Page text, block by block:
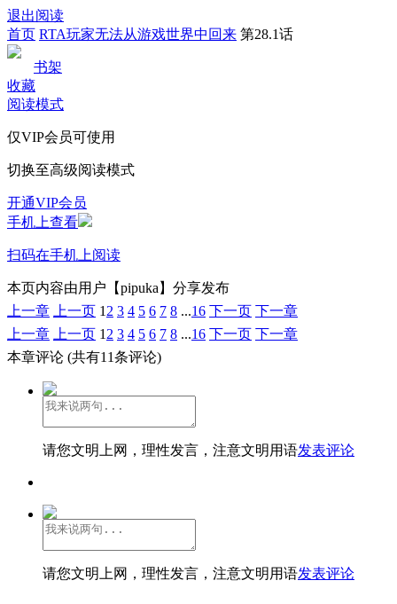
退出阅读
首页 RTA玩家无法从游戏世界中回来 第28.1话
书架
收藏
阅读模式
仅VIP会员可使用
切换至高级阅读模式
开通VIP会员
手机上查看
扫码在手机上阅读
本页内容由用户【pipuka】分享发布
上一章
上一页 1 2 3 4 5 6 7 8 ...16 下一页 下一章
上一章
上一页 1 2 3 4 5 6 7 8 ...16 下一页 下一章
本章评论 (共有11条评论)
请您文明上网，理性发言，注意文明用语发表评论
请您文明上网，理性发言，注意文明用语发表评论